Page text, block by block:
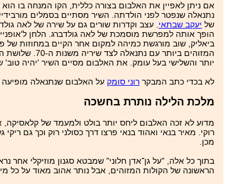
אם ניתן לאפיין את האלבום בצורה כללית, הקו המנחה בו
נתנאלה שנפטר לפני הולדתה. השיר מסתיים בסמלים
של יעקב שבתאי . עצב וקדרות שורים גם על שירה של לאה
הופך אותה למפרשת מוסמכת של לאה גולדברג. הלחן
ביאליק, שוב מורגשת כמיהה למקום אחר הקיים במחוזות של
המזוהים
יותר והשלישי בעל עומק. את האלבום מסיים השיר 'יהיה טוב'
לא בכדי כתב המבקר רוני סומק על האלבום שנתנאלה מופיעה
מלכת הלילה נותרת בחשכה
רוקי. מאיר בנאי ואהוד בנאי פרצו דרך כסולני רוק וכך גם
מכן.
בתוך כל אלה, "על גן־אדן חלוני" שמבטא סגנון מוזיקלי אחר
הראשונה של הקולות המזוהים, אבל נותר אהוב מאוד על כל